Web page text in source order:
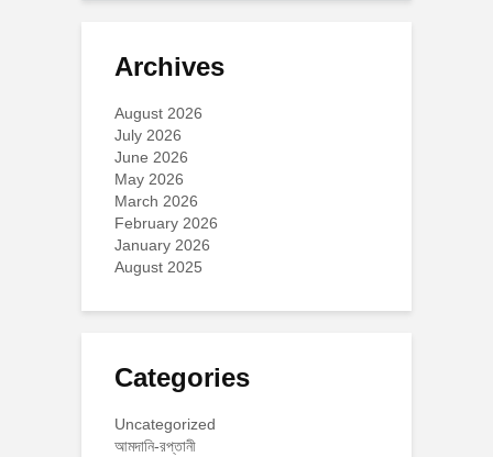
Archives
August 2026
July 2026
June 2026
May 2026
March 2026
February 2026
January 2026
August 2025
Categories
Uncategorized
আমদানি-রপ্তানী